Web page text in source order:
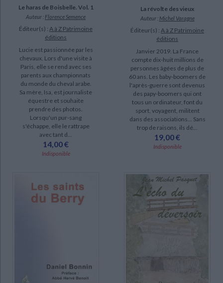
Le haras de Boisbelle. Vol. 1
Auteur : Florence Semence
Éditeur(s) : A à Z Patrimoine
éditions
Lucie est passionnée par les
chevaux. Lors d'une visite à
Paris, elle se rend avec ses
parents aux championnats
du monde du cheval arabe.
Sa mère, Isa, est journaliste
équestre et souhaite
prendre des photos.
Lorsqu'un pur-sang
s'échappe, elle le rattrape
avec tant d...
14,00 €
Indisponible
La révolte des vieux
Auteur : Michel Varagne
Éditeur(s) : A à Z Patrimoine
éditions
Janvier 2019. La France
compte dix-huit millions de
personnes âgées de plus de
60 ans. Les baby-boomers de
l'après-guerre sont devenus
des papy-boomers qui ont
tous un ordinateur, font du
sport, voyagent, militent
dans des associations... Sans
trop de raisons, ils dé...
19,00 €
Indisponible